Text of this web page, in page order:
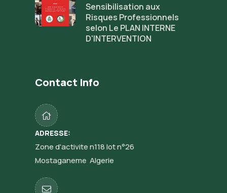
Sensibilisation aux
Risques Professionnels
selon Le PLAN INTERNE
D'INTERVENTION
Contact Info
ADRESSE:
Zone d'activite n118 lot n°26
Mostaganeme Algerie